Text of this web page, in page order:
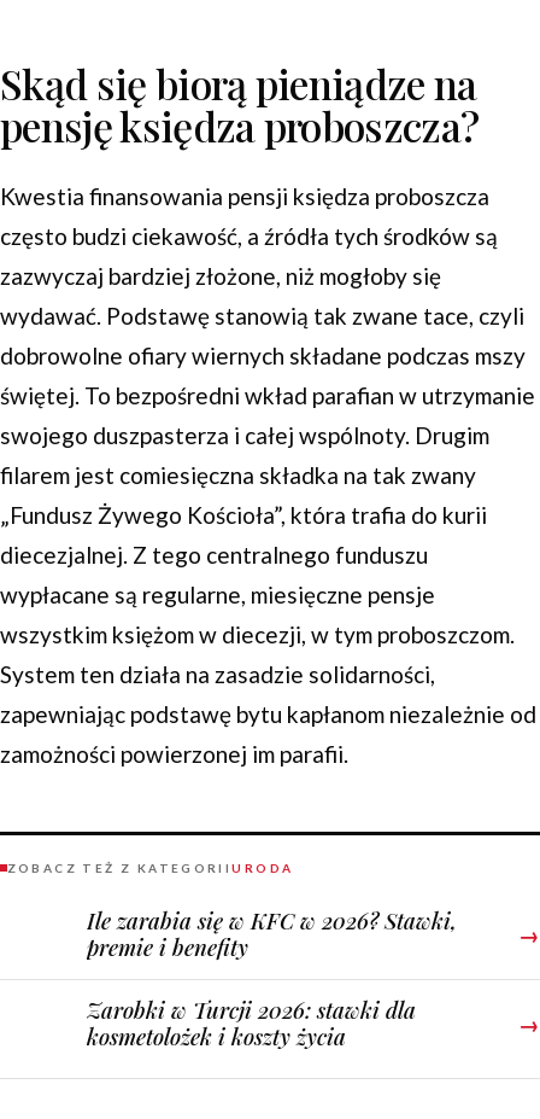
Skąd się biorą pieniądze na
pensję księdza proboszcza?
Kwestia finansowania pensji księdza proboszcza
często budzi ciekawość, a źródła tych środków są
zazwyczaj bardziej złożone, niż mogłoby się
wydawać. Podstawę stanowią tak zwane tace, czyli
dobrowolne ofiary wiernych składane podczas mszy
świętej. To bezpośredni wkład parafian w utrzymanie
swojego duszpasterza i całej wspólnoty. Drugim
filarem jest comiesięczna składka na tak zwany
„Fundusz Żywego Kościoła”, która trafia do kurii
diecezjalnej. Z tego centralnego funduszu
wypłacane są regularne, miesięczne pensje
wszystkim księżom w diecezji, w tym proboszczom.
System ten działa na zasadzie solidarności,
zapewniając podstawę bytu kapłanom niezależnie od
zamożności powierzonej im parafii.
ZOBACZ TEŻ Z KATEGORIIURODA
Ile zarabia się w KFC w 2026? Stawki,
premie i benefity
→
Zarobki w Turcji 2026: stawki dla
kosmetolożek i koszty życia
→